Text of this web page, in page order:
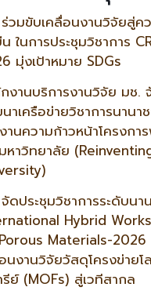
วมขับเคลื่อนงานวิจัยสู่ค
ในการประชุมวิชาการ
มุ่งเป้าหมาย SDGs
งานบริการงานวิจัย มช.
าเครือข่ายวิชาการนานา
านความก้าวหน้าโครงกา
หาวิทยาลัย
ดประชุมวิชาการระดับนา
Hybrid
Materials-2026
นงานวิจัยวัสดุโครงข่ายโ
ย์ (MOFs) สู่เวทีสากล